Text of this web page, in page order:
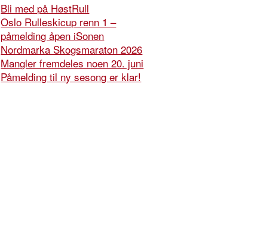
Bli med på HøstRull
Oslo Rulleskicup renn 1 –
påmelding åpen iSonen
Nordmarka Skogsmaraton 2026
Mangler fremdeles noen 20. juni
Påmelding til ny sesong er klar!